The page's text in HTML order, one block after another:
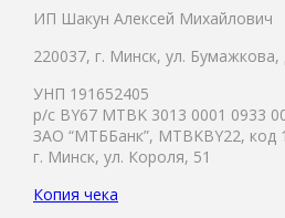
ИП Шакун Алексей Михайлович
220037, г. Минск, ул. Бумажкова,
УНП 191652405
р/с BY67 MTBK 3013 0001 0933
ЗАО “МТББанк”, MTBKBY22,
г. Минск, ул. Короля, 51
Копия чека